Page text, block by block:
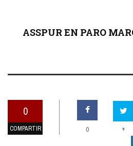
ASSPUR EN PARO
0
COMPARTIR 0 +